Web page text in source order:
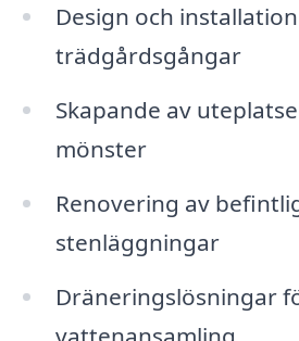
Design och
trädgårdsgångar
Skapande av
mönster
Renovering av
stenläggningar
Dräneringslösningar